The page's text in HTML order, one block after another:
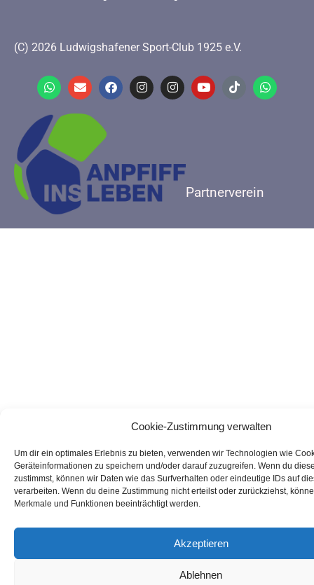
Cookie-Zustimmung verwalten
Um dir ein optimales Erlebnis zu bieten, verwenden wir Technologien wie
Geräteinformationen zu speichern und/oder darauf zuzugreifen. Wenn du
zustimmst, können wir Daten wie das Surfverhalten oder eindeutige IDs auf
verarbeiten. Wenn du deine Zustimmung nicht erteilst oder zurückziehst,
Merkmale und Funktionen beeinträchtigt werden.
Akzeptieren
Ablehnen
(C) 2026 Ludwigshafener Sport-Club 1925 e.V.
Partnerverein